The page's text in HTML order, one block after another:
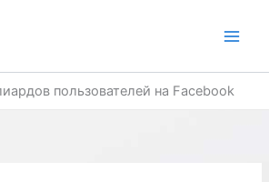
пользователей на Facebook